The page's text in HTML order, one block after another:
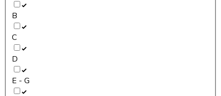
B
C
D
E - G